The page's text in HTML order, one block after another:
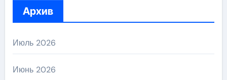
Архив
Июль 2026
Июнь 2026